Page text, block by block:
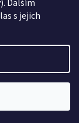
Dalším
s jejich
vyhrazena.